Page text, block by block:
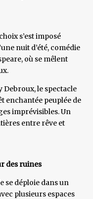
s’est imposé
nuit d’été, comédie
où se mêlent
Debroux, le spectacle
enchantée peuplée de
imprévisibles. Un
entre rêve et
des ruines
se déploie dans un
plusieurs espaces